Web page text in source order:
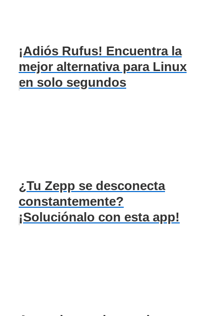
¡Adiós Rufus! Encuentra la
mejor alternativa para Linux
en solo segundos
¿Tu Zepp se desconecta
constantemente?
¡Soluciónalo con esta app!